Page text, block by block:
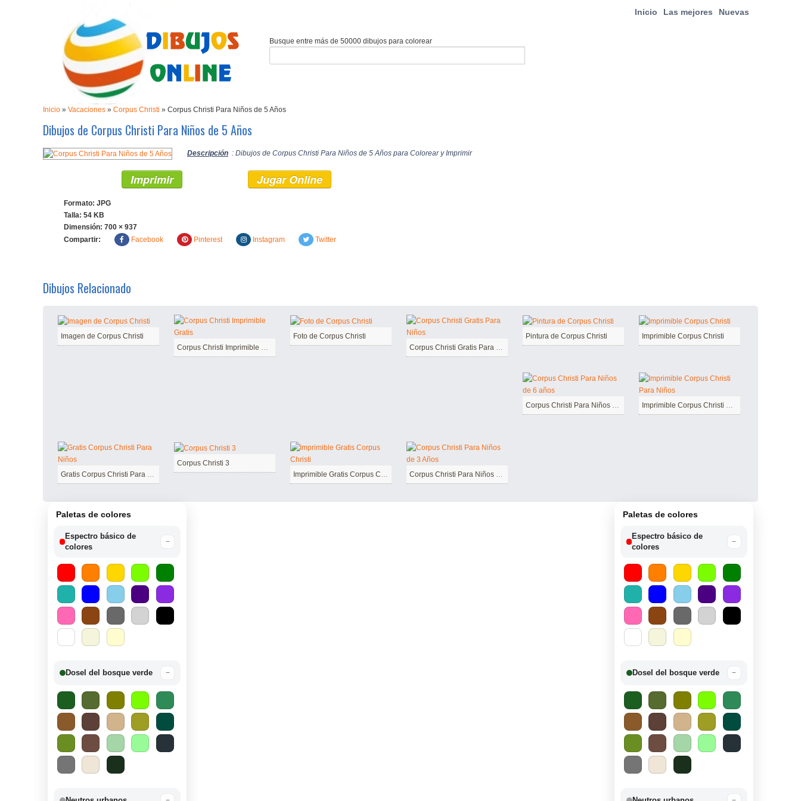
Inicio Las mejores Nuevas
Busque entre más de 50000 dibujos para colorear
Inicio » Vacaciones » Corpus Christi » Corpus Christi Para Niños de 5 Años
Dibujos de Corpus Christi Para Niños de 5 Años
Descripción : Dibujos de Corpus Christi Para Niños de 5 Años para Colorear y Imprimir
Imprimir Jugar Online
Formato: JPG
Talla: 54 KB
Dimensión: 700 × 937
Compartir:
Facebook Pinterest Instagram Twitter
Dibujos Relacionado
Imagen de Corpus Christi
Corpus Christi Imprimible Gratis
Foto de Corpus Christi
Corpus Christi Gratis Para Niños
Pintura de Corpus Christi Imprimible Corpus Christi
Corpus Christi Para Niños de 6 años Imprimible Corpus Christi Para Niños
Gratis Corpus Christi Para Niños
Corpus Christi 3
Imprimible Gratis Corpus Christi
Corpus Christi Para Niños de 3 Años
Paletas de colores
Espectro básico de
colores
−
Dosel del bosque verde −
Paletas de colores
Espectro básico de
colores
−
Dosel del bosque verde −